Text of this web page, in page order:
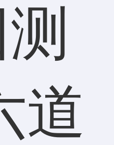
道